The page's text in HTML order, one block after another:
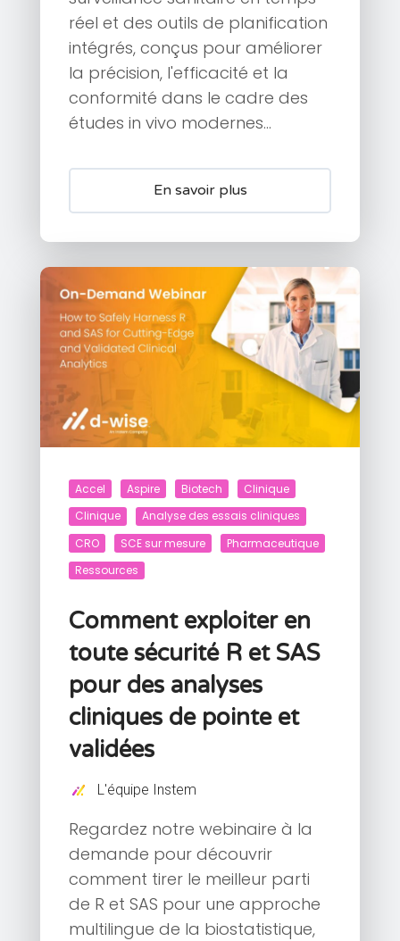
réel et des outils de planification
intégrés, conçus pour améliorer
la précision, l'efficacité et la
conformité dans le cadre des
études in vivo modernes...
En savoir plus
Accel Aspire Biotech
Clinique
Clinique
Analyse des essais cliniques
CRO
SCE sur mesure
Pharmaceutique
Ressources
Comment exploiter en
toute sécurité R et SAS
pour des analyses
cliniques de pointe et
validées
L'équipe Instem
Regardez notre webinaire à la
demande pour découvrir
comment tirer le meilleur parti
de R et SAS pour une approche
multilingue de la biostatistique,